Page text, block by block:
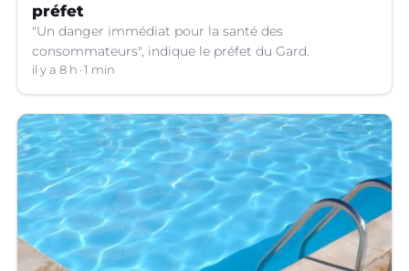
préfet
"Un danger immédiat pour la santé des
consommateurs", indique le préfet du Gard.
il y a 8 h 1 min